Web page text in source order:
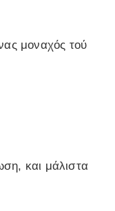
μοναχός τού
και μάλιστα